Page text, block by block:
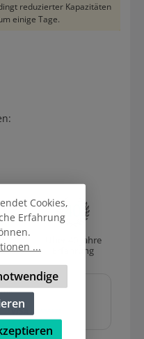
reduzierter Kapazitäten
einige Tage.
Über 40 Jahre
Erfahrung
Cookies,
Erfahrung
...